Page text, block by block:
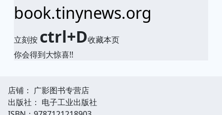
book.tinynews.org
立刻按 ctrl+D收藏本页
你会得到大惊喜!!
店铺： 广影图书专营店
出版社： 电子工业出版社